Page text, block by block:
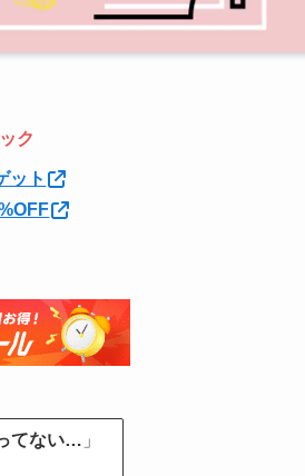
ク
ット
てない… 」